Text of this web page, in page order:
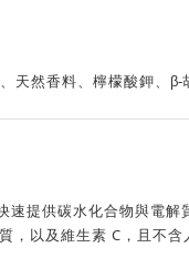
天然香料、檸檬酸鉀、 β-
提供碳水化合物與電解
以及維生素 C，且不含